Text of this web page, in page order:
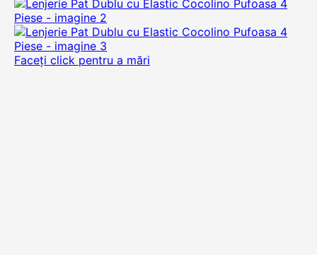
Faceți click pentru a mări